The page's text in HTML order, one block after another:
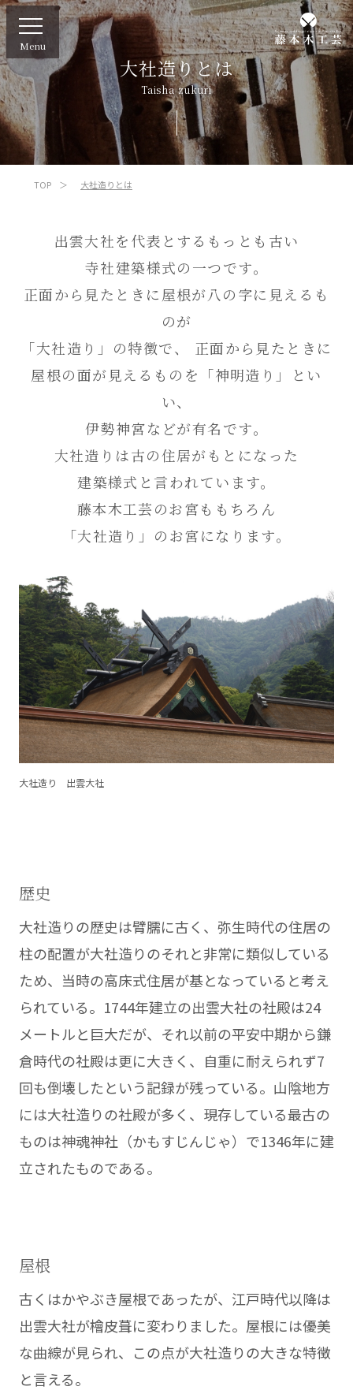
Menu
大社造りとは
Taisha zukuri
TOP 大社造りとは
出雲大社を代表とするもっとも古い
寺社建築様式の一つです。
正面から見たときに屋根が八の字に見えるも
のが
「大社造り」の特徴で、
正面から見たときに
屋根の面が見えるものを「神明造り」とい
い、
伊勢神宮などが有名です。
大社造りは古の住居がもとになった
建築様式と言われています。
藤本木工芸のお宮ももちろん
「大社造り」のお宮になります。
大社造り 出雲大社
歴史
大社造りの歴史は臂臑に古く、弥生時代の住居の
柱の配置が大社造りのそれと非常に類似している
ため、当時の高床式住居が基となっていると考え
られている。1744年建立の出雲大社の社殿は24
メートルと巨大だが、それ以前の平安中期から鎌
倉時代の社殿は更に大きく、自重に耐えられず7
回も倒壊したという記録が残っている。山陰地方
には大社造りの社殿が多く、現存している最古の
ものは神魂神社（かもすじんじゃ）で1346年に建
立されたものである。
屋根
古くはかやぶき屋根であったが、江戸時代以降は
出雲大社が檜皮葺に変わりました。屋根には優美
な曲線が見られ、この点が大社造りの大きな特徴
と言える。